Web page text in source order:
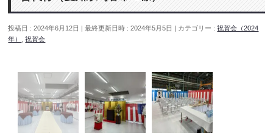
投稿日 : 2024年6月12日 最終更新日時 : 2024年5月5日 カテゴリー :祝賀会（2024
年）
,祝賀会